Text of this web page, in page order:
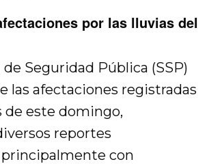
por las lluvias del
de Seguridad Pública (SSP)
las afectaciones registradas
de este domingo,
reportes
principalmente con